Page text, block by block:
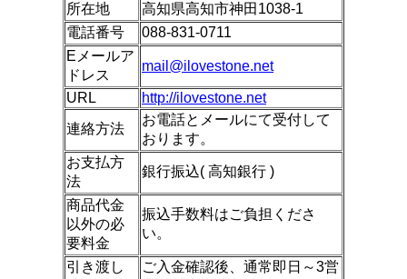
所在地
高知県高知市神田1038-1
電話番号
088-831-0711
Eメールア
ドレス
mail@ilovestone.net
URL
http://ilovestone.net
連絡方法
お電話とメールにて受付して
おります。
お支払方
法
銀行振込( 高知銀行 )
商品代金
以外の必
要料金
振込手数料はご負担くださ
い。
引き渡し
ご入金確認後、通常即日～3営